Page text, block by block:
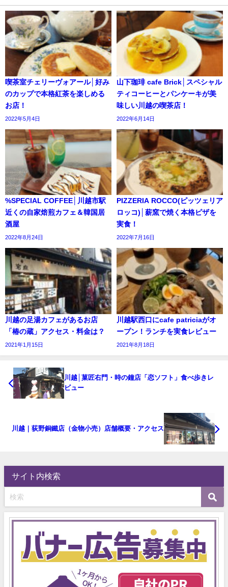
喫茶室チェリーヴォアール│好み
のカップで本格紅茶を楽しめる
お店！
2022年5月4日
山下珈琲 cafe Brick│スペシャル
ティコーヒーとパンケーキが美
味しい川越の喫茶店！
2022年6月14日
%SPECIAL COFFEE│川越市駅
近くの自家焙煎カフェ＆韓国居
酒屋
2022年8月24日
PIZZERIA ROCCO(ピッツェリア
ロッコ)│薪窯で焼く本格ピザを
実食！
2022年7月16日
川越の足湯カフェがあるお店
「椿の蔵」アクセス・料金は？
2021年1月15日
川越駅西口にcafe patriciaがオ
ープン！ランチを実食レビュー
2021年8月18日
川越│菓匠右門・時の鐘店「恋ソフト」食べ歩きレ
ビュー
川越｜荻野銅鐵店（金物小売）店舗概要・アクセス
サイト内検索